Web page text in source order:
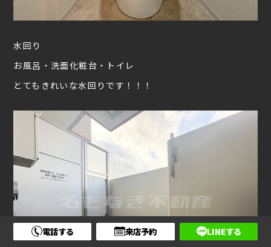
水回り
お風呂・洗面化粧台・トイレ
とてもきれいな水回りです！！！
電話する 来店予約 LINEする